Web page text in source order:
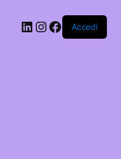
LinkedIn
Instagram
Facebook
Accedi